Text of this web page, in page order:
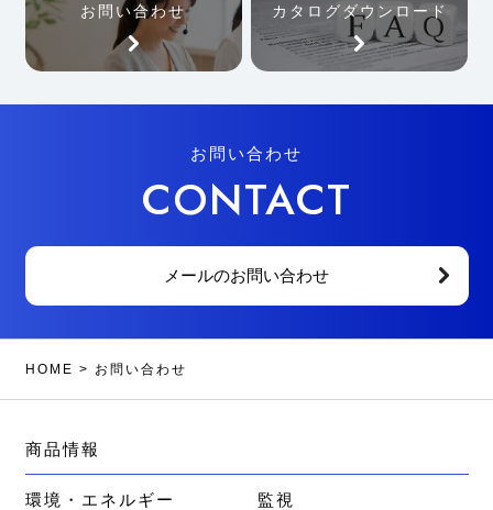
お問い合わせ カタログダウンロード
お問い合わせ
CONTACT
メールのお問い合わせ
HOME > お問い合わせ
商品情報
環境・エネルギー
監視